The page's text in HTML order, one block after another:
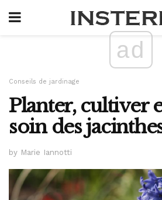
ad
Conseils de jardinage
Planter, cultiver
soin des
by Marie Iannotti